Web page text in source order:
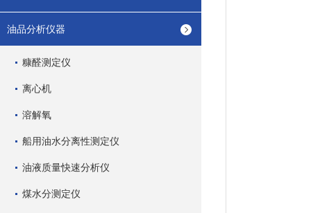
油品分析仪器
糠醛测定仪
离心机
溶解氧
船用油水分离性测定仪
油液质量快速分析仪
煤水分测定仪